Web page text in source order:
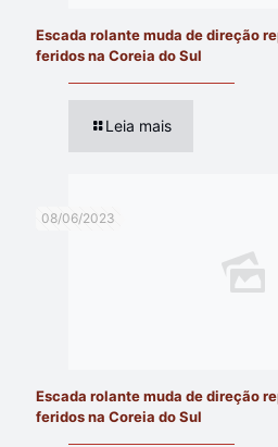
Escada rolante muda de direção
feridos na Coreia do Sul
Leia mais
08/06/2023
Escada rolante muda de direção
feridos na Coreia do Sul